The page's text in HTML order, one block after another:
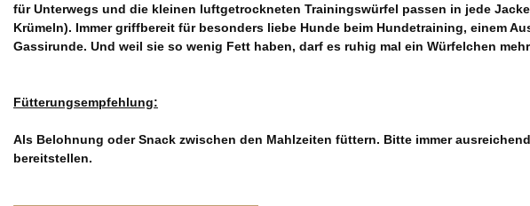
für Unterwegs und die kleinen luftgetrockneten Trainingswürfel passen in jede
Krümeln). Immer griffbereit für besonders liebe Hunde beim Hundetraining, einem
Gassirunde. Und weil sie so wenig Fett haben, darf es ruhig mal ein Würfelchen
Fütterungsempfehlung:
Als Belohnung oder Snack zwischen den Mahlzeiten füttern. Bitte immer
bereitstellen.